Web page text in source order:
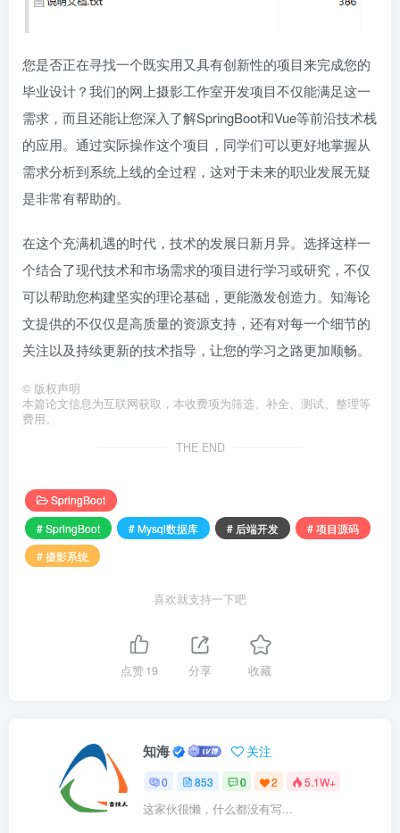
您是否正在寻找一个既实用又具有创新性的项目来完成您的
毕业设计？我们的网上摄影工作室开发项目不仅能满足这一
需求，而且还能让您深入了解SpringBoot和Vue等前沿技术栈
的应用。通过实际操作这个项目，同学们可以更好地掌握从
需求分析到系统上线的全过程，这对于未来的职业发展无疑
是非常有帮助的。
在这个充满机遇的时代，技术的发展日新月异。选择这样一
个结合了现代技术和市场需求的项目进行学习或研究，不仅
可以帮助您构建坚实的理论基础，更能激发创造力。知海论
文提供的不仅仅是高质量的资源支持，还有对每一个细节的
关注以及持续更新的技术指导，让您的学习之路更加顺畅。
© 版权声明
本篇论文信息为互联网获取，本收费项为筛选、补全、测试、整理等
费用。
THE END
SpringBoot
# SpringBoot
# Mysql数据库 # 后端开发
# 项目源码
# 摄影系统
喜欢就支持一下吧
点赞19 分享 收藏
知海 关注
0 853 0 2 5.1W+
这家伙很懒，什么都没有写...